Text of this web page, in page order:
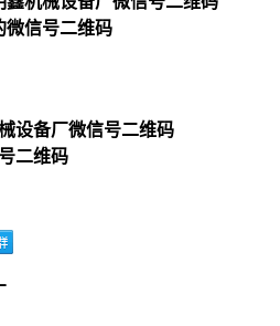
微信号二维码
二维码